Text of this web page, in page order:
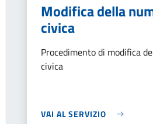
Modifica della
civica
Procedimento di modifica
civica
VAI AL SERVIZIO